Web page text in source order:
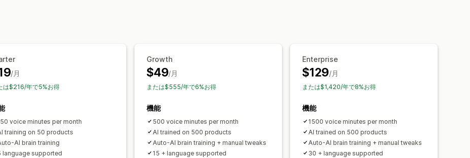
/月
は$216/年で5%お得
voice minutes per month
training on 50 products
brain training
language supported
Growth
$49/月
または$555/年で6%お得
機能
500 voice minutes per month
AI trained on 500 products
Auto‑AI brain training + manual tweaks
15 + language supported
Enterprise
$129/月
または$1,420/年で8%お得
機能
1500 voice minutes per month
AI trained on 500 products
Auto‑AI brain training + manual tweaks
30 + language supported